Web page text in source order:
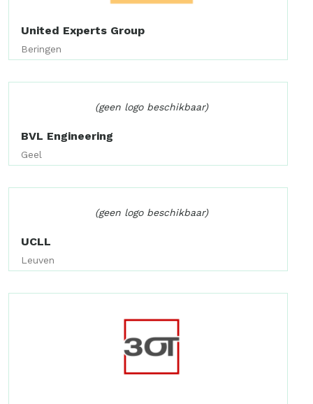
United Experts Group
Beringen
(geen logo beschikbaar)
BVL Engineering
Geel
(geen logo beschikbaar)
UCLL
Leuven